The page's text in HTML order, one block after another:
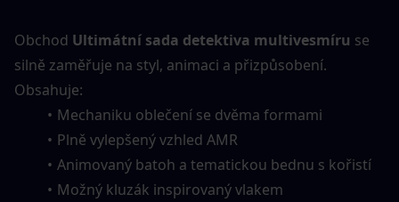
Obchod Ultimátní sada detektiva multivesmíru se
silně zaměřuje na styl, animaci a přizpůsobení.
Obsahuje:
Mechaniku oblečení se dvěma formami
Plně vylepšený vzhled AMR
Animovaný batoh a tematickou bednu s kořistí
Možný kluzák inspirovaný vlakem